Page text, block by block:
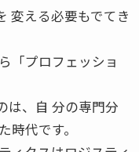
変える必要もでてき
「プロフェッショ
は、自 分の専門分
代です。